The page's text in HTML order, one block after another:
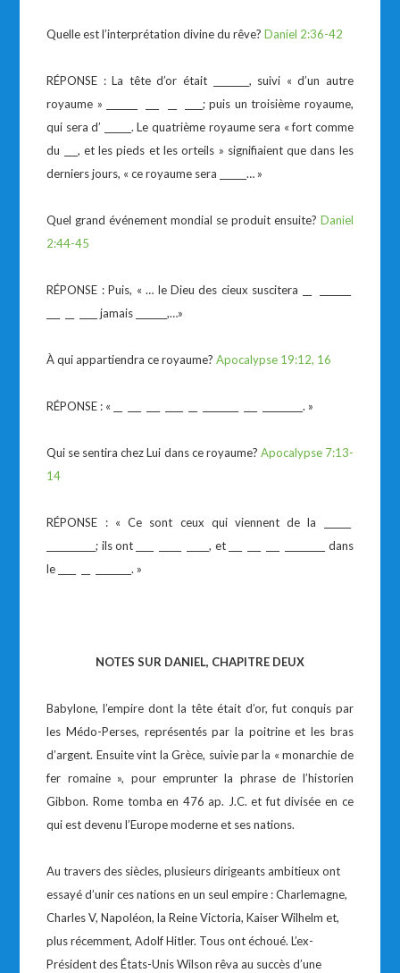
Quelle est l’interprétation divine du rêve?Daniel 2:36-42
RÉPONSE : La tête d’or était ________, suivi « d’un autre
royaume » _______ ___ __ ____; puis un troisième royaume,
qui sera d’ ______. Le quatrième royaume sera « fort comme
du ___, et les pieds et les orteils » signifiaient que dans les
derniers jours, « ce royaume sera ______… »
Quel grand événement mondial se produit ensuite? Daniel
2:44-45
RÉPONSE : Puis, « … le Dieu des cieux suscitera __ _______
___ __ ____ jamais _______,…»
À qui appartiendra ce royaume?Apocalypse 19:12, 16
RÉPONSE : « __ ___ ___ ____ __ ________ ___ _________. »
Qui se sentira chez Lui dans ce royaume? Apocalypse 7:13-
14
RÉPONSE : « Ce sont ceux qui viennent de la ______
___________; ils ont ____ _____ _____, et ___ ___ ___ _________ dans
le ____ __ ________. »
NOTES SUR DANIEL, CHAPITRE DEUX
Babylone, l’empire dont la tête était d’or, fut conquis par
les Médo-Perses, représentés par la poitrine et les bras
d’argent. Ensuite vint la Grèce, suivie par la « monarchie de
fer romaine », pour emprunter la phrase de l’historien
Gibbon. Rome tomba en 476 ap. J.C. et fut divisée en ce
qui est devenu l’Europe moderne et ses nations.
Au travers des siècles, plusieurs dirigeants ambitieux ont
essayé d’unir ces nations en un seul empire : Charlemagne,
Charles V, Napoléon, la Reine Victoria, Kaiser Wilhelm et,
plus récemment, Adolf Hitler. Tous ont échoué. L’ex-
Président des États-Unis Wilson rêva au succès d’une